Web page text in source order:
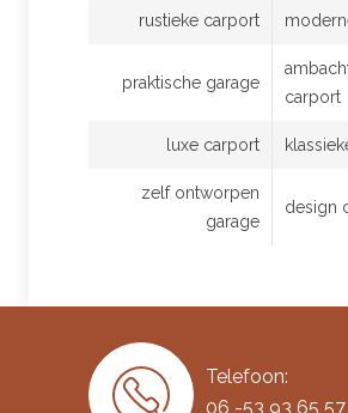
rustieke carport
praktische garage
carport
luxe carport
zelf ontworpen
garage
design
Telefoon:
06 -53 93 65 57